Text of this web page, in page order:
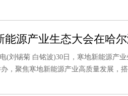
能源产业生态大会在哈
锡菊 白铭波)30日，寒地新能源产业
，聚焦寒地新能源产业高质量发展，